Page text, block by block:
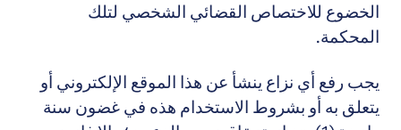
الخضوع للاختصاص القضائي الشخصي لتلك
المحكمة.
يجب رفع أي نزاع ينشأ عن هذا الموقع الإلكتروني أو
يتعلق به أو بشروط الاستخدام هذه في غضون سنة